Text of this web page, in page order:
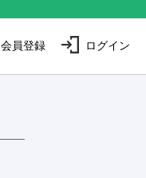
ログイン
会員登録